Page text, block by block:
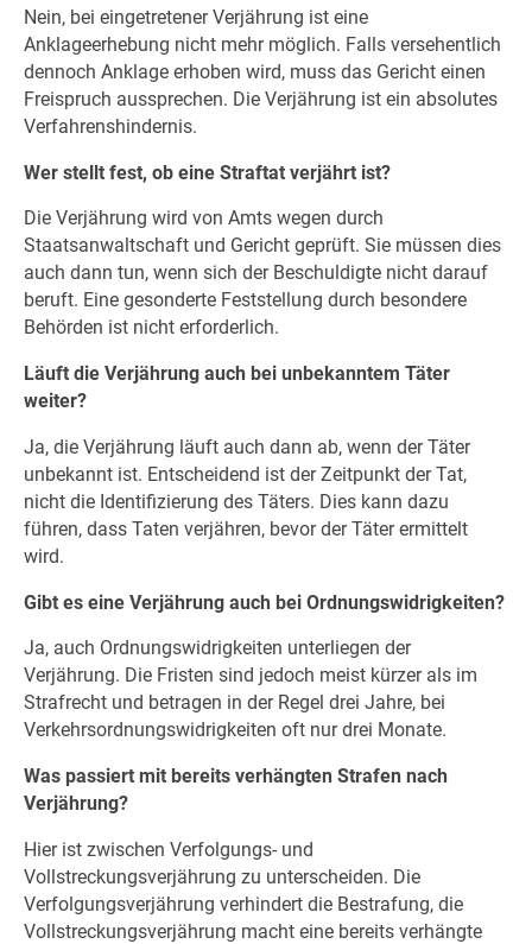
Nein, bei eingetretener Verjährung ist eine
Anklageerhebung nicht mehr möglich. Falls versehentlich
dennoch Anklage erhoben wird, muss das Gericht einen
Freispruch aussprechen. Die Verjährung ist ein absolutes
Verfahrenshindernis.
Wer stellt fest, ob eine Straftat verjährt ist?
Die Verjährung wird von Amts wegen durch
Staatsanwaltschaft und Gericht geprüft. Sie müssen dies
auch dann tun, wenn sich der Beschuldigte nicht darauf
beruft. Eine gesonderte Feststellung durch besondere
Behörden ist nicht erforderlich.
Läuft die Verjährung auch bei unbekanntem Täter
weiter?
Ja, die Verjährung läuft auch dann ab, wenn der Täter
unbekannt ist. Entscheidend ist der Zeitpunkt der Tat,
nicht die Identifizierung des Täters. Dies kann dazu
führen, dass Taten verjähren, bevor der Täter ermittelt
wird.
Gibt es eine Verjährung auch bei Ordnungswidrigkeiten?
Ja, auch Ordnungswidrigkeiten unterliegen der
Verjährung. Die Fristen sind jedoch meist kürzer als im
Strafrecht und betragen in der Regel drei Jahre, bei
Verkehrsordnungswidrigkeiten oft nur drei Monate.
Was passiert mit bereits verhängten Strafen nach
Verjährung?
Hier ist zwischen Verfolgungs- und
Vollstreckungsverjährung zu unterscheiden. Die
Verfolgungsverjährung verhindert die Bestrafung, die
Vollstreckungsverjährung macht eine bereits verhängte